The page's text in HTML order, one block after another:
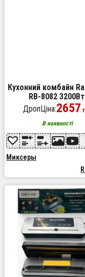
Кухонний комбайн
RB-8082
Планетарний
тестоміс з чашею
насадки, 6
ДропЦіна:2657
В наявності
Миксеры